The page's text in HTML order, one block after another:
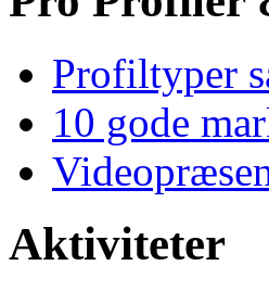
Profiltyper
10 gode
Aktiviteter